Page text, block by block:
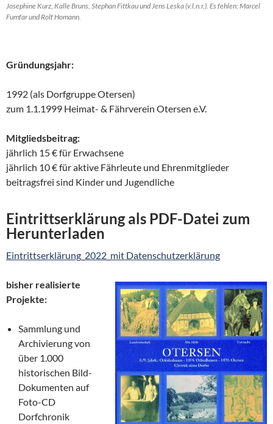
Josephine Kurz, Kalle Bruns, Stephan Fittkau und Jens Leska (v.l.n.r.). Es fehlen: Marcel
Fumfar und Rolf Homann.
Gründungsjahr:
1992 (als Dorfgruppe Otersen)
zum 1.1.1999 Heimat- & Fährverein Otersen e.V.
Mitgliedsbeitrag:
jährlich 15 € für Erwachsene
jährlich 10 € für aktive Fährleute und Ehrenmitglieder
beitragsfrei sind Kinder und Jugendliche
Eintrittserklärung als PDF-Datei zum
Herunterladen
Eintrittserklärung_2022_mit Datenschutzerklärung
bisher realisierte
Projekte:
Sammlung und
Archivierung von
über 1.000
historischen Bild-
Dokumenten auf
Foto-CD
Dorfchronik